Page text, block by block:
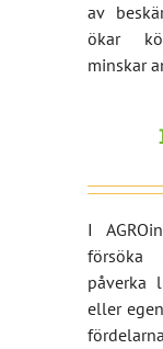
av
ökar
minskar
I
försöka
påverka
eller